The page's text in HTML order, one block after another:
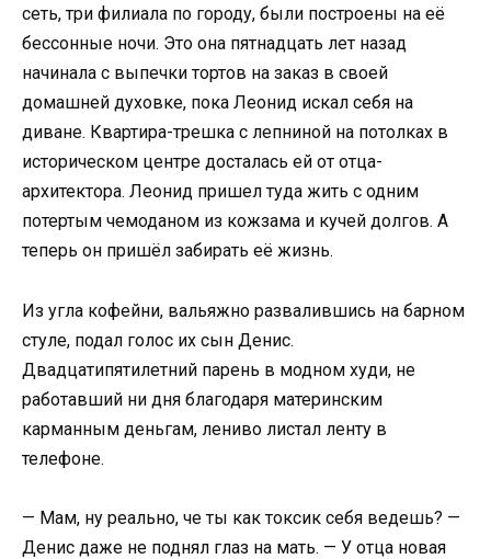
сеть, три филиала по городу, были построены на её
бессонные ночи. Это она пятнадцать лет назад
начинала с выпечки тортов на заказ в своей
домашней духовке, пока Леонид искал себя на
диване. Квартира-трешка с лепниной на потолках в
историческом центре досталась ей от отца-
архитектора. Леонид пришел туда жить с одним
потертым чемоданом из кожзама и кучей долгов. А
теперь он пришёл забирать её жизнь.
Из угла кофейни, вальяжно развалившись на барном
стуле, подал голос их сын Денис.
Двадцатипятилетний парень в модном худи, не
работавший ни дня благодаря материнским
карманным деньгам, лениво листал ленту в
телефоне.
— Мам, ну реально, че ты как токсик себя ведешь? —
Денис даже не поднял глаз на мать. — У отца новая